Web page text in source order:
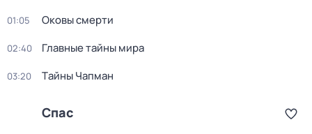
01:05 Оковы смерти
02:40 Главные тайны мира
03:20 Тaйны Чапман
Спас